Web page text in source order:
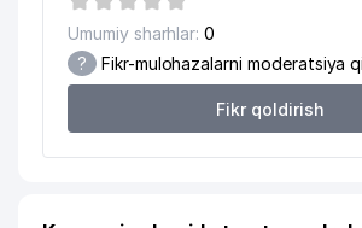
20 BILIMINTERTRANS MChJ
21
VA ISTIROHAT BOGI
Umumiy sharhlar: 0
? Fikr-mulohazalarni moderatsiya
Fikr qoldirish